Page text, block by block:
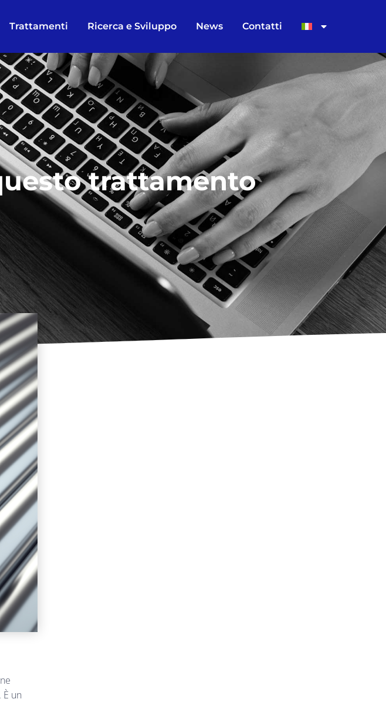
Trattamenti Ricerca e Sviluppo News Contatti
trattamento
un